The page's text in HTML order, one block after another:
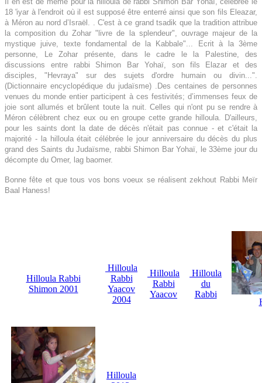
18 'iyar à l'endroit où il est supposé être enterré ainsi que son fils Eleazar,
à Méron au nord d’Israël. . C'est à ce grand tsadik que la tradition attribue
la composition du Zohar "livre de la splendeur", ouvrage majeur de la
mystique juive, texte fondamental de la Kabbale"... Ecrit à la 3ème
personne, Le Zohar présente, dans le cadre le la Palestine, des
discussions entre rabbi Shimon Bar Yohaï, son fils Elazar et des
disciples, "Hevraya" sur des sujets d'ordre humain ou divin...".
(Dictionnaire encyclopédique du judaïsme) .Des centaines de personnes
venues du monde entier participent à ces festivités; d’immenses feux de
joie sont allumés et brûlent toute la nuit. Celles qui n'ont pu se rendre à
Méron célèbrent chez eux ou en groupe cette grande hilloula. D'ailleurs,
pour les saints dont la date de décès n'était pas connue - et c'était la
majorité - la hilloula était célébrée le jour anniversaire du décès du plus
grand des Saints du Judaïsme, rabbi Shimon Bar Yohaï, le 33ème jour du
décompte du Omer, lag baomer.
Bonne fête et que tous vos bons voeux se réalisent zekhout Rabbi Meïr
Baal Haness!
Hilloula Rabbi
Shimon 2001
Hilloula
Rabbi
Yaacov
2004
Hilloula
Rabbi
Yaacov
Hilloula
du
Rabbi
Hilloula